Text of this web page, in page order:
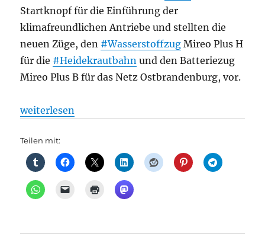
Startknopf für die Einführung der
klimafreundlichen Antriebe und stellten die
neuen Züge, den #Wasserstoffzug Mireo Plus H
für die #Heidekrautbahn und den Batteriezug
Mireo Plus B für das Netz Ostbrandenburg, vor.
„Regionalverkehr: Erster Einsatz eines
weiterlesen
Teilen mit: